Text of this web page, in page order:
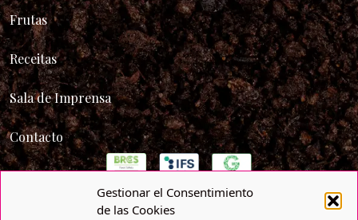
Gestionar el Consentimiento
de las Cookies
Frutas
Receitas
Sala de Imprensa
Contacto